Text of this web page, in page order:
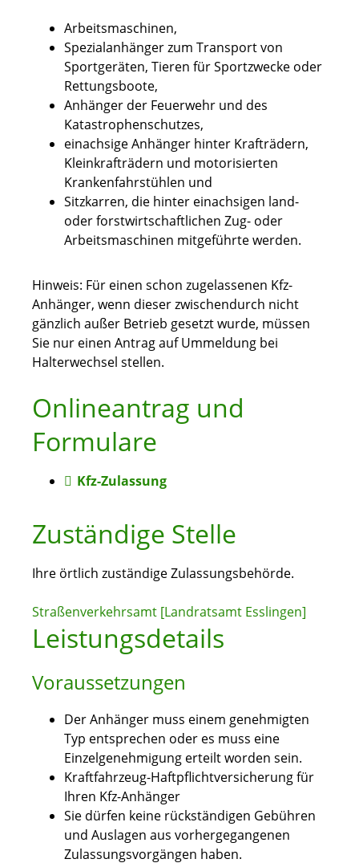
Arbeitsmaschinen,
Spezialanhänger zum Transport von
Sportgeräten, Tieren für Sportzwecke oder
Rettungsboote,
Anhänger der Feuerwehr und des
Katastrophenschutzes,
einachsige Anhänger hinter Krafträdern,
Kleinkrafträdern und motorisierten
Krankenfahrstühlen und
Sitzkarren, die hinter einachsigen land-
oder forstwirtschaftlichen Zug- oder
Arbeitsmaschinen mitgeführte werden.
Hinweis: Für einen schon zugelassenen Kfz-
Anhänger, wenn dieser zwischendurch nicht
gänzlich außer Betrieb gesetzt wurde, müssen
Sie nur einen Antrag auf Ummeldung bei
Halterwechsel stellen.
Onlineantrag und
Formulare
Kfz-Zulassung
Zuständige Stelle
Ihre örtlich zuständige Zulassungsbehörde.
Straßenverkehrsamt [Landratsamt Esslingen]
Leistungsdetails
Voraussetzungen
Der Anhänger muss einem genehmigten
Typ entsprechen oder es muss eine
Einzelgenehmigung erteilt worden sein.
Kraftfahrzeug-Haftpflichtversicherung für
Ihren Kfz-Anhänger
Sie dürfen keine rückständigen Gebühren
und Auslagen aus vorhergegangenen
Zulassungsvorgängen haben.